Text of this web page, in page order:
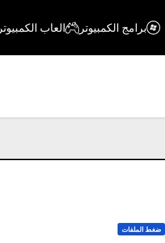
برامج الكمبيوتر العاب الكمبيوتر
ضغط الملفات